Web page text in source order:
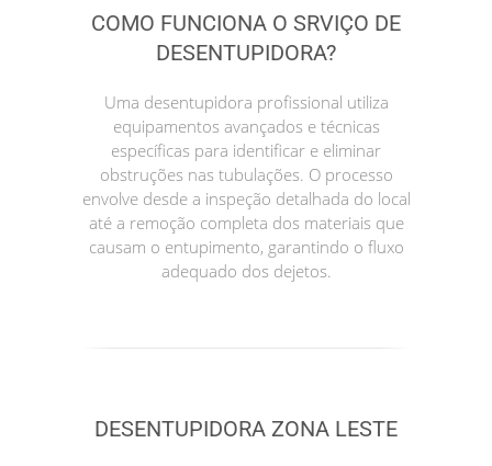
COMO FUNCIONA O SRVIÇO DE
DESENTUPIDORA?
Uma desentupidora profissional utiliza
equipamentos avançados e técnicas
específicas para identificar e eliminar
obstruções nas tubulações. O processo
envolve desde a inspeção detalhada do local
até a remoção completa dos materiais que
causam o entupimento, garantindo o fluxo
adequado dos dejetos.
DESENTUPIDORA ZONA LESTE